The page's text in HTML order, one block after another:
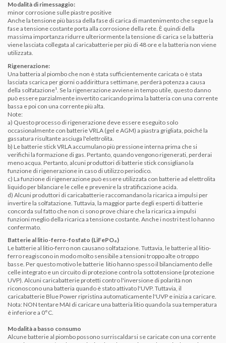
Modalità di rimessaggio:
minor corrosione sulle piastre positive
Anche la tensione più bassa della fase di carica di mantenimento che segue la
fase a tensione costante porta alla corrosione della rete. È quindi della
massima importanza ridurre ulteriormente la tensione di carica se la batteria
viene lasciata collegata al caricabatterie per più di 48 ore e la batteria non viene
utilizzata.
Rigenerazione:
Una batteria al piombo che non è stata sufficientemente caricata o è stata
lasciata scarica per giorni o addirittura settimane, perderà potenza a causa
della solfatazione¹. Se la rigenerazione avviene in tempo utile, questo danno
può essere parzialmente invertito caricando prima la batteria con una corrente
bassa e poi con una corrente più alta.
Note:
a) Questo processo di rigenerazione deve essere eseguito solo
occasionalmente con batterie VRLA (gel e AGM) a piastra grigliata, poiché la
gassatura risultante asciuga l'elettrolita.
b) Le batterie stick VRLA accumulano più pressione interna prima che si
verifichi la formazione di gas. Pertanto, quando vengono rigenerati, perderai
meno acqua. Pertanto, alcuni produttori di batterie stick consigliano la
funzione di rigenerazione in caso di utilizzo periodico.
c) La funzione di rigenerazione può essere utilizzata con batterie ad elettrolita
liquido per bilanciare le celle e prevenire la stratificazione acida.
d) Alcuni produttori di caricabatterie raccomandano la ricarica a impulsi per
invertire la solfatazione. Tuttavia, la maggior parte degli esperti di batterie
concorda sul fatto che non ci sono prove chiare che la ricarica a impulsi
funzioni meglio della ricarica a tensione costante. Anche i nostri test lo hanno
confermato.
Batterie al litio-ferro-fosfato (LiFePO₄)
Le batterie al litio-ferro non causano solfatazione. Tuttavia, le batterie al litio-
ferro reagiscono in modo molto sensibile a tensionitroppoalte o troppo
basse. Per questo motivo le batterie litio hanno spesso il bilanciamento delle
celle integrato e un circuito di protezione contro la sottotensione (protezione
UVP). Alcuni caricabatterie protetti contro l'inversione di polarità non
riconoscono una batteria quando è stato attivato l'UVP. Tuttavia, il
caricabatterie Blue Power ripristina automaticamente l'UVP e inizia a caricare.
Nota: NON tentare MAI di caricare una batteria litio quando la sua temperatura
è inferiore a 0°C.
Modalità a basso consumo
Alcune batterie al piombo possono surriscaldarsi se caricate con una corrente